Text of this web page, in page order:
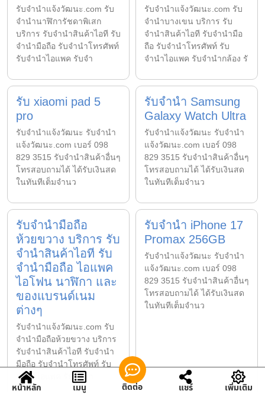
รับจํานําแจ้งวัฒนะ.com รับ
จำนำนาฬิการัชดาพิเสก
บริการ รับจำนำสินค้าไอที รับ
จำนำมือถือ รับจำนำโทรศัพท์
รับจำนำไอแพค รับจำ
รับจํานําแจ้งวัฒนะ.com รับ
จำนำบางเขน บริการ รับ
จำนำสินค้าไอที รับจำนำมือ
ถือ รับจำนำโทรศัพท์ รับ
จำนำไอแพค รับจำนำกล้อง รั
รับ xiaomi pad 5
pro
รับจํานําแจ้งวัฒนะ รับจํานํา
แจ้งวัฒนะ.com เบอร์ 098
829 3515 รับจำนำสินค้าอื่นๆ
โทรสอบถามได้ ได้รับเงินสด
ในทันทีเต็มจำนว
รับจำนำ Samsung
Galaxy Watch Ultra
รับจํานําแจ้งวัฒนะ รับจํานํา
แจ้งวัฒนะ.com เบอร์ 098
829 3515 รับจำนำสินค้าอื่นๆ
โทรสอบถามได้ ได้รับเงินสด
ในทันทีเต็มจำนว
รับจำนำมือถือ
ห้วยขวาง บริการ รับ
จำนำสินค้าไอที รับ
จำนำมือถือ ไอแพค
ไอโฟน นาฬิกา และ
ของแบรนด์เนม
ต่างๆ
รับจํานําแจ้งวัฒนะ.com รับ
จำนำมือถือห้วยขวาง บริการ
รับจำนำสินค้าไอที รับจำนำ
มือถือ รับจำนำโทรศัพท์ รับ
จำนำไอแพค รับจำนำ
รับจำนำ iPhone 17
Promax 256GB
รับจํานําแจ้งวัฒนะ รับจํานํา
แจ้งวัฒนะ.com เบอร์ 098
829 3515 รับจำนำสินค้าอื่นๆ
โทรสอบถามได้ ได้รับเงินสด
ในทันทีเต็มจำนว
หน้าหลัก เมนู ติดต่อ แชร์ เพิ่มเติม